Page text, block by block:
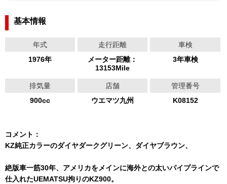
基本情報
年式
1976年
走行距離
メーター距離：
13153Mile
車検
3年車検
排気量
900cc
店舗
ウエマツ九州
管理番号
K08152
コメント：
KZ純正カラーのダイヤダークグリーン、ダイヤブラウン、
絶版車一筋30年、アメリカをメインに海外との太いパイプラインで
仕入れたUEMATSU拘りのKZ900。